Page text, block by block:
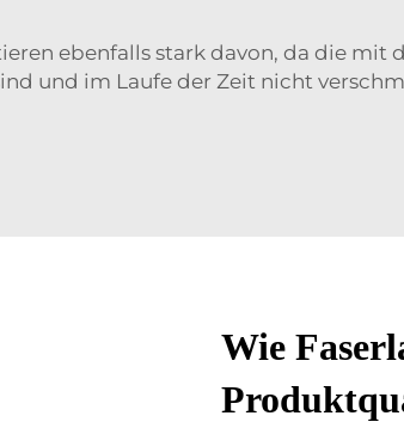
ebenfalls stark davon, da die mit
und im Laufe der Zeit nicht
Wie